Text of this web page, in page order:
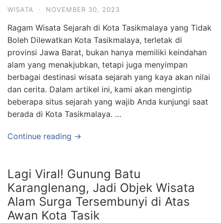
WISATA · NOVEMBER 30, 2023
Ragam Wisata Sejarah di Kota Tasikmalaya yang Tidak
Boleh Dilewatkan Kota Tasikmalaya, terletak di
provinsi Jawa Barat, bukan hanya memiliki keindahan
alam yang menakjubkan, tetapi juga menyimpan
berbagai destinasi wisata sejarah yang kaya akan nilai
dan cerita. Dalam artikel ini, kami akan mengintip
beberapa situs sejarah yang wajib Anda kunjungi saat
berada di Kota Tasikmalaya. …
Continue reading →
Lagi Viral! Gunung Batu
Karanglenang, Jadi Objek Wisata
Alam Surga Tersembunyi di Atas
Awan Kota Tasik